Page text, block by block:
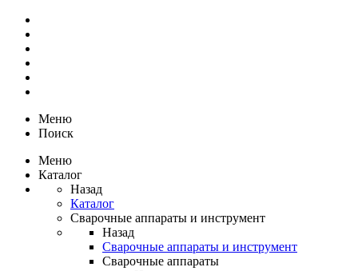
Меню
Поиск
Меню
Каталог
Назад
Каталог
Сварочные аппараты и инструмент
Назад
Сварочные аппараты и инструмент
Сварочные аппараты